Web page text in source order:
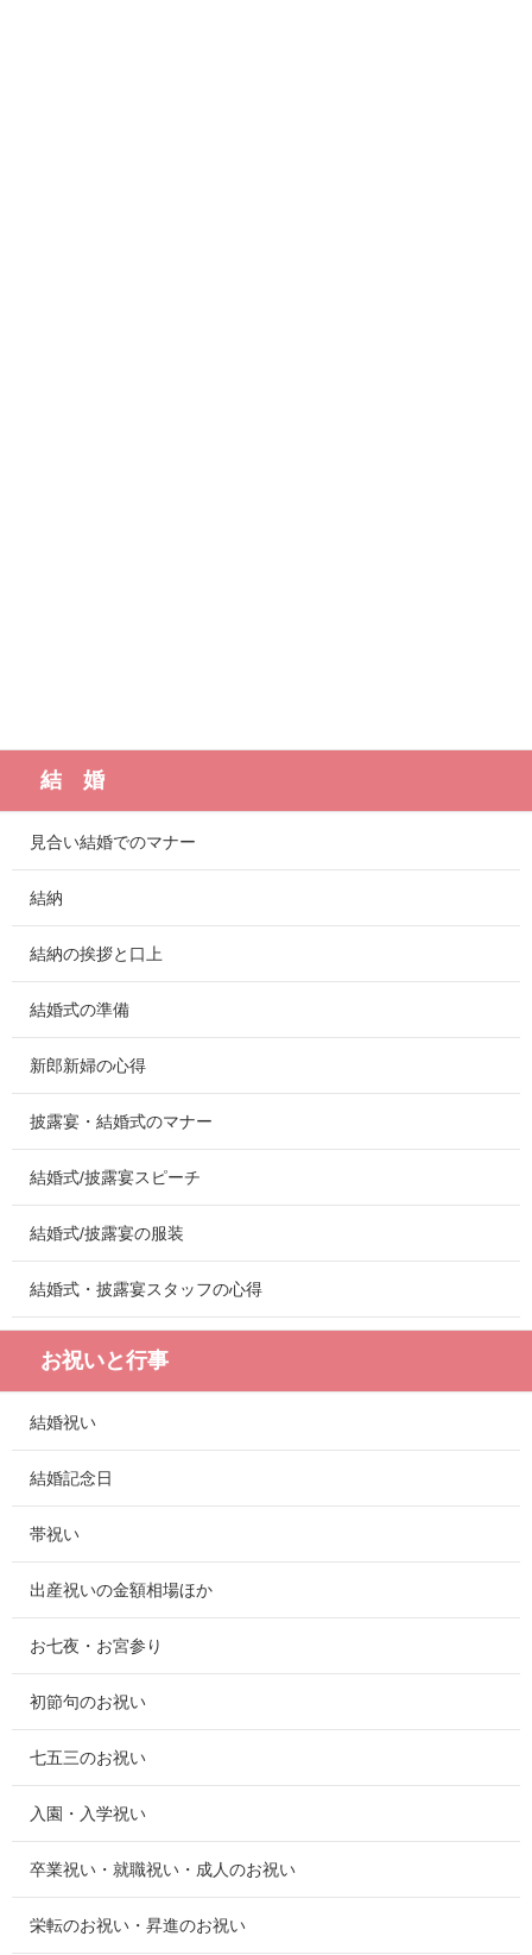
結 婚
見合い結婚でのマナー
結納
結納の挨拶と口上
結婚式の準備
新郎新婦の心得
披露宴・結婚式のマナー
結婚式/披露宴スピーチ
結婚式/披露宴の服装
結婚式・披露宴スタッフの心得
お祝いと行事
結婚祝い
結婚記念日
帯祝い
出産祝いの金額相場ほか
お七夜・お宮参り
初節句のお祝い
七五三のお祝い
入園・入学祝い
卒業祝い・就職祝い・成人のお祝い
栄転のお祝い・昇進のお祝い